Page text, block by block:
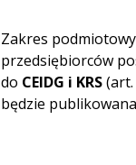
Zakres
przedsiębiorców
do CEIDG i KRS
będzie